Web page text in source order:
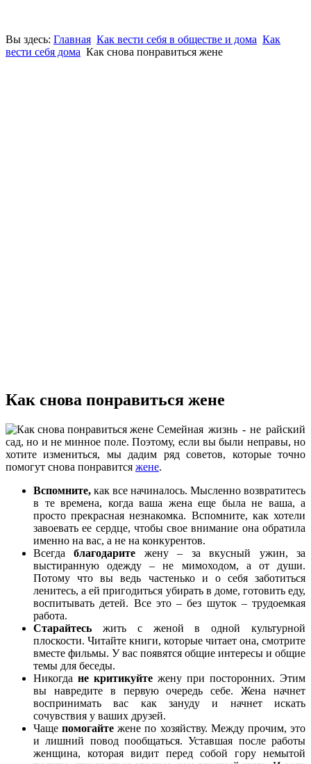
Вы здесь: Главная Как вести себя в обществе и дома Как
вести себя дома Как снова понравиться жене
Как снова понравиться жене
Семейная жизнь - не райский
сад, но и не минное поле. Поэтому, если вы были неправы, но
хотите измениться, мы дадим ряд советов, которые точно
помогут снова понравится жене.
Вспомните, как все начиналось. Мысленно возвратитесь
в те времена, когда ваша жена еще была не ваша, а
просто прекрасная незнакомка. Вспомните, как хотели
завоевать ее сердце, чтобы свое внимание она обратила
именно на вас, а не на конкурентов.
Всегдаблагодарите жену – за вкусный ужин, за
выстиранную одежду – не мимоходом, а от души.
Потому что вы ведь частенько и о себя заботиться
ленитесь, а ей пригодиться убирать в доме, готовить еду,
воспитывать детей. Все это – без шуток – трудоемкая
работа.
Старайтесь жить с женой в одной культурной
плоскости. Читайте книги, которые читает она, смотрите
вместе фильмы. У вас появятся общие интересы и общие
темы для беседы.
Никогда не критикуйте жену при посторонних. Этим
вы навредите в первую очередь себе. Жена начнет
воспринимать вас как зануду и начнет искать
сочувствия у ваших друзей.
Чащепомогайте жене по хозяйству. Между прочим, это
и лишний повод пообщаться. Уставшая после работы
женщина, которая видит перед собой гору немытой